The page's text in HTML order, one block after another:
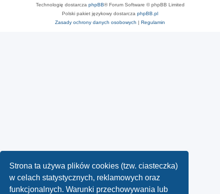
Strona ta używa plików cookies (tzw. ciasteczka)
w celach statystycznych, reklamowych oraz
funkcjonalnych. Warunki przechowywania lub
Technologię dostarcza phpBB® Forum Software © phpBB Limited
Polski pakiet językowy dostarcza phpBB.pl
Zasady ochrony danych osobowych | Regulamin